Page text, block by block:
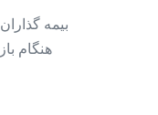
بیمه
هنگام